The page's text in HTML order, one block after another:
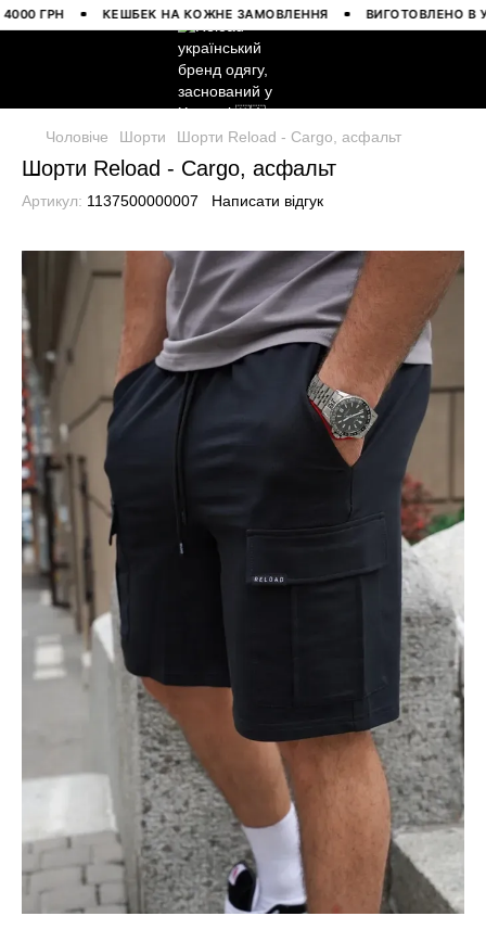
ГРН КЕШБЕК НА КОЖНЕ ЗАМОВЛЕННЯ ВИГОТОВЛЕНО В
Чоловіче Шорти Шорти Reload - Cargo, асфальт
Шорти Reload - Cargo, асфальт
Артикул: 1137500000007 Написати відгук